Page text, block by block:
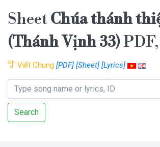
SheetChúa thánh
(Thánh Vịnh 33)
Viết Chung [PDF] [Sheet] [Lyrics]
Search